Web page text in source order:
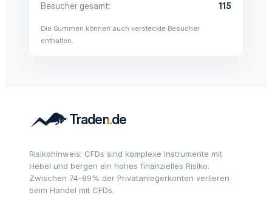
Besucher gesamt
115
Die Summen können auch versteckte Besucher
enthalten.
Risikohinweis: CFDs sind komplexe Instrumente mit
Hebel und bergen ein hohes finanzielles Risiko.
Zwischen 74-89% der Privatanlegerkonten verlieren
beim Handel mit CFDs.